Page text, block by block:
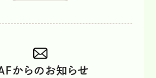
からのお知らせ